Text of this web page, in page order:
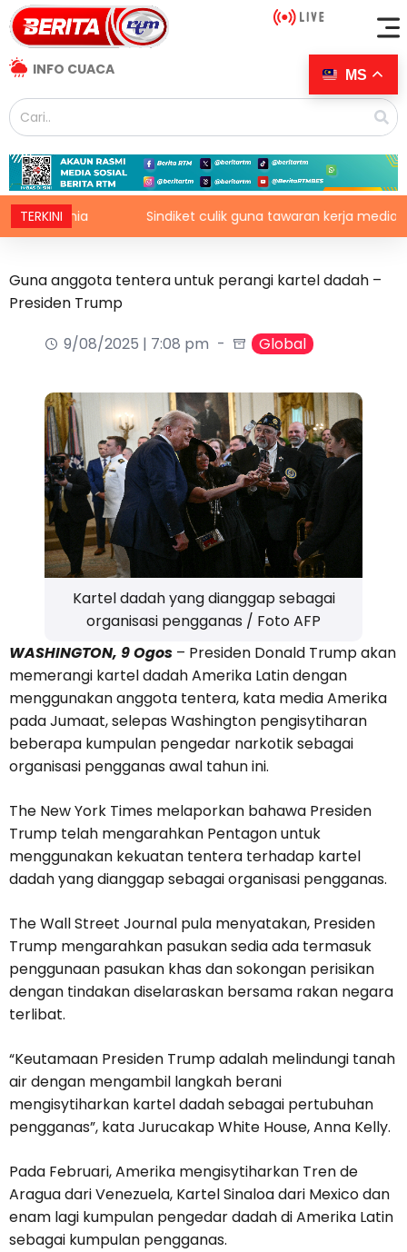
INFO CUACA
TERKINI Sindiket culik guna tawaran kerja media sosial
Guna anggota tentera untuk perangi kartel dadah –
Presiden Trump
9/08/2025 | 7:08 pm
Global
Kartel dadah yang dianggap sebagai
organisasi pengganas / Foto AFP
WASHINGTON, 9 Ogos – Presiden Donald Trump akan
memerangi kartel dadah Amerika Latin dengan
menggunakan anggota tentera, kata media Amerika
pada Jumaat, selepas Washington pengisytiharan
beberapa kumpulan pengedar narkotik sebagai
organisasi pengganas awal tahun ini.
The New York Times melaporkan bahawa Presiden
Trump telah mengarahkan Pentagon untuk
menggunakan kekuatan tentera terhadap kartel
dadah yang dianggap sebagai organisasi pengganas.
The Wall Street Journal pula menyatakan, Presiden
Trump mengarahkan pasukan sedia ada termasuk
penggunaan pasukan khas dan sokongan perisikan
dengan tindakan diselaraskan bersama rakan negara
terlibat.
“Keutamaan Presiden Trump adalah melindungi tanah
air dengan mengambil langkah berani
mengisytiharkan kartel dadah sebagai pertubuhan
pengganas”, kata Jurucakap White House, Anna Kelly.
Pada Februari, Amerika mengisytiharkan Tren de
Aragua dari Venezuela, Kartel Sinaloa dari Mexico dan
enam lagi kumpulan pengedar dadah di Amerika Latin
sebagai kumpulan pengganas.
MS